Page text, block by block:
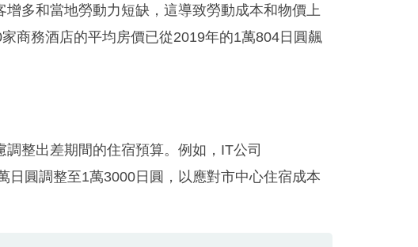
多和當地勞動力短缺，這導致勞動成本和物價上
商務酒店的平均房價已從2019年的1萬804日圓飆
整出差期間的住宿預算。例如，IT公司
圓調整至1萬3000日圓，以應對市中心住宿成本